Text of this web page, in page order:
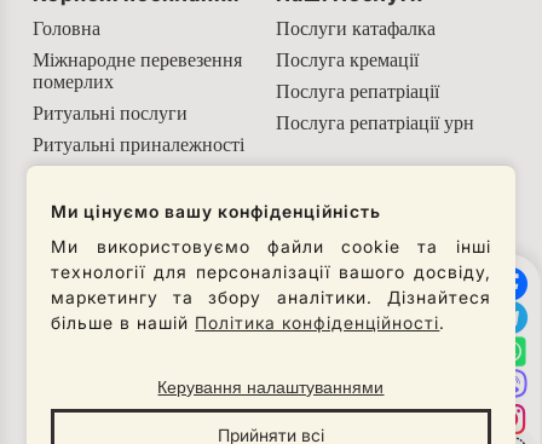
Головна
Міжнародне перевезення
померлих
Ритуальні послуги
Ритуальні приналежності
Послуги катафалка
Послуга кремації
Послуга репатріації
Послуга репатріації урн
Наші соціальні мережі
Слідкуйте за нами в соцмережах, щоб
отримувати останні новини від нашої компанії.
Ми цінуємо вашу конфіденційність
Ми використовуємо файли cookie та інші
технології для персоналізації вашого досвіду,
маркетингу та збору аналітики. Дізнайтеся
більше в нашій Політика конфіденційності.
Керування налаштуваннями
Прийняти всі
© Necro Lux 2026